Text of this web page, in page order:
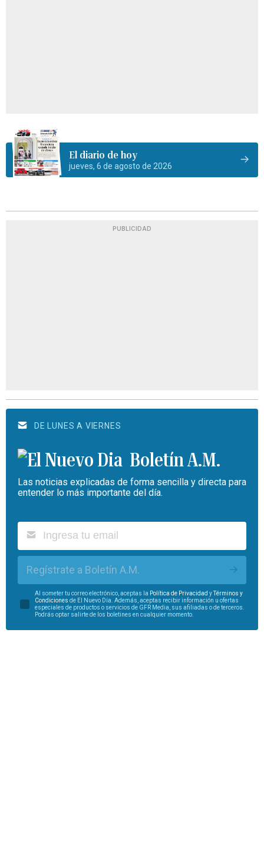
El diario de hoy
jueves, 6 de agosto de 2026
PUBLICIDAD
DE LUNES A VIERNES
Boletín A.M.
Las noticias explicadas de forma sencilla y directa para
entender lo más importante del día.
Regístrate a Boletín A.M.
Al someter tu correo electrónico, aceptas la Política de Privacidad yTérminos y
Condiciones de El Nuevo Día. Además, aceptas recibir información u ofertas
especiales de productos o servicios de GFR Media, sus afiliadas o de terceros.
Podrás optar salirte de los boletines en cualquier momento.